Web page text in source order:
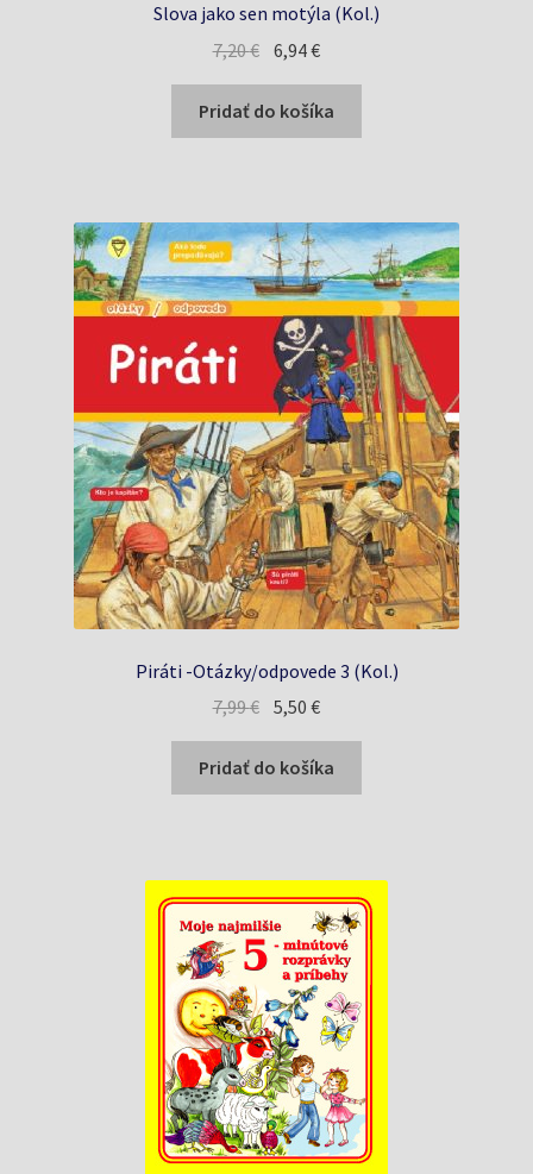
Slova jako sen motýla (Kol.)
7,20€ Pôvodná
bola:
7,20 €.
6,94€Aktuálna
je:
6,94 €.
Pridať do košíka
Piráti -Otázky/odpovede 3 (Kol.)
7,99€ Pôvodná
cena
bola:
7,99 €.
5,50€Aktuálna
cena
je:
5,50 €.
Pridať do košíka